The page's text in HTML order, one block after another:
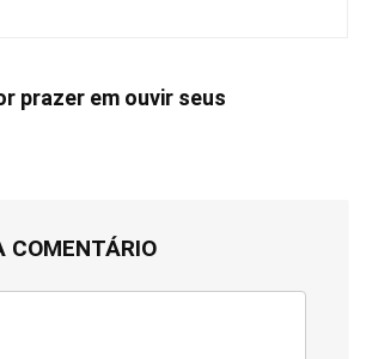
prazer em ouvir seus
COMENTÁRIO